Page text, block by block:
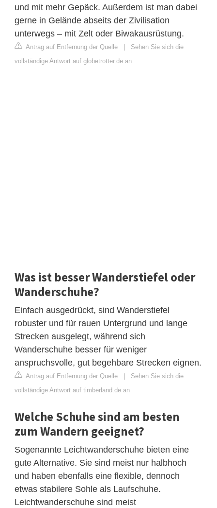
und mit mehr Gepäck. Außerdem ist man dabei
gerne in Gelände abseits der Zivilisation
unterwegs – mit Zelt oder Biwakausrüstung.
Antrag auf Entfernung der Quelle
Sehen Sie sich die
vollständige Antwort auf globetrotter.de an
Was ist besser Wanderstiefel oder
Wanderschuhe?
Einfach ausgedrückt, sind Wanderstiefel
robuster und für rauen Untergrund und lange
Strecken ausgelegt, während sich
Wanderschuhe besser für weniger
anspruchsvolle, gut begehbare Strecken eignen.
Antrag auf Entfernung der Quelle
Sehen Sie sich die
vollständige Antwort auf timberland.de an
Welche Schuhe sind am besten
zum Wandern geeignet?
Sogenannte Leichtwanderschuhe bieten eine
gute Alternative. Sie sind meist nur halbhoch
und haben ebenfalls eine flexible, dennoch
etwas stabilere Sohle als Laufschuhe.
Leichtwanderschuhe sind meist